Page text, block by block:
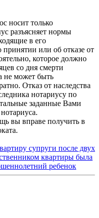
носит только
разъясняет нормы
в его
или об отказе от
которое должно
со дня смерти
не может быть
Отказ от наследства
нотариусу по
заданные Вами
вы вправе получить в
супруги после двух
квартиры была
ребенок